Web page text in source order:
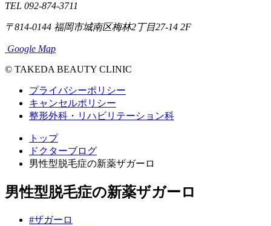
TEL 092-874-3711
〒814-0144 福岡市城南区梅林2丁目27-14 2F
Google Map
© TAKEDA BEAUTY CLINIC
プライバシーポリシー
キャンセルポリシー
整形外科・リハビリテーション科
トップ
ドクターブログ
男性型脱毛症の新薬ザガーロ
男性型脱毛症の新薬ザガーロ
#ザガーロ